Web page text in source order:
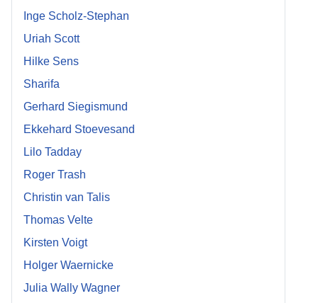
Inge Scholz-Stephan
Uriah Scott
Hilke Sens
Sharifa
Gerhard Siegismund
Ekkehard Stoevesand
Lilo Tadday
Roger Trash
Christin van Talis
Thomas Velte
Kirsten Voigt
Holger Waernicke
Julia Wally Wagner